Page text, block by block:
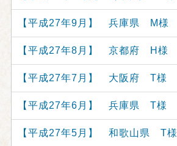
【平成27年9月】 兵庫県 M様
【平成27年8月】 京都府 H様
【平成27年7月】 大阪府 T様
【平成27年6月】 兵庫県 T様
【平成27年5月】 和歌山県 T様